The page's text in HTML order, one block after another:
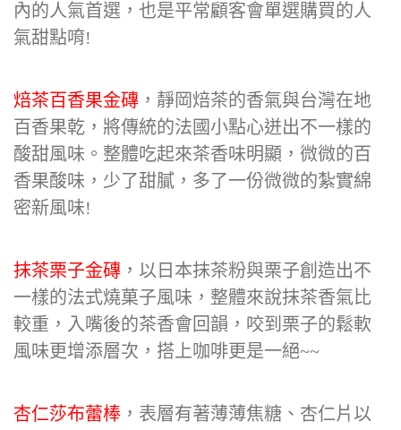
內的人氣首選，也是平常顧客會單選購買的人
氣甜點唷!
焙茶百香果金磚 ，靜岡焙茶的香氣與台灣在地
百香果乾，將傳統的法國小點心迸出不一樣的
酸甜風味。整體吃起來茶香味明顯，微微的百
香果酸味，少了甜膩，多了一份微微的紮實綿
密新風味!
抹茶栗子金磚 ，以日本抹茶粉與栗子創造出不
一樣的法式燒菓子風味，整體來說抹茶香氣比
較重，入嘴後的茶香會回韻，咬到栗子的鬆軟
風味更增添層次，搭上咖啡更是一絕~~
杏仁莎布蕾棒 ，表層有著薄薄焦糖、杏仁片以